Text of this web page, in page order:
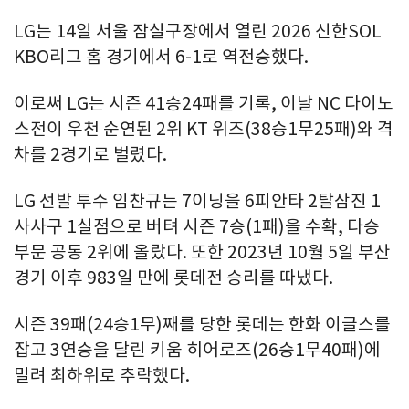
LG는 14일 서울 잠실구장에서 열린 2026 신한SOL
KBO리그 홈 경기에서 6-1로 역전승했다.
이로써 LG는 시즌 41승24패를 기록, 이날 NC 다이노
스전이 우천 순연된 2위 KT 위즈(38승1무25패)와 격
차를 2경기로 벌렸다.
LG 선발 투수 임찬규는 7이닝을 6피안타 2탈삼진 1
사사구 1실점으로 버텨 시즌 7승(1패)을 수확, 다승
부문 공동 2위에 올랐다. 또한 2023년 10월 5일 부산
경기 이후 983일 만에 롯데전 승리를 따냈다.
시즌 39패(24승1무)째를 당한 롯데는 한화 이글스를
잡고 3연승을 달린 키움 히어로즈(26승1무40패)에
밀려 최하위로 추락했다.